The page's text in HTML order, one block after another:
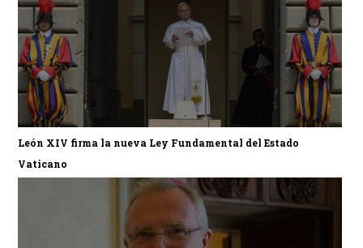
León XIV firma la nueva Ley Fundamental del Estado
Vaticano